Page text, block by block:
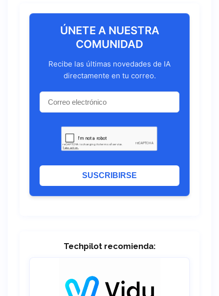
ÚNETE A NUESTRA
COMUNIDAD
Recibe las últimas novedades de IA
directamente en tu correo.
SUSCRIBIRSE
Techpilot recomienda: